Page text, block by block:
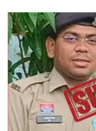
d
a
e
m
a